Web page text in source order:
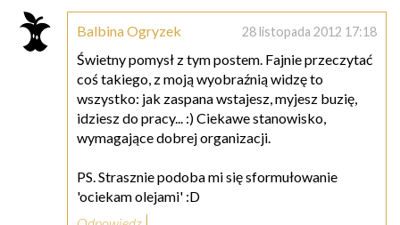
Balbina Ogryzek 28 listopada 2012 17:18
Świetny pomysł z tym postem. Fajnie przeczytać
coś takiego, z moją wyobraźnią widzę to
wszystko: jak zaspana wstajesz, myjesz buzię,
idziesz do pracy... :) Ciekawe stanowisko,
wymagające dobrej organizacji.
PS. Strasznie podoba mi się sformułowanie
'ociekam olejami' :D